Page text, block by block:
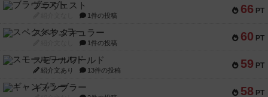
66 PT
ブラヴェスト
1件の投稿
60 PT
スペクタキュラー
1件の投稿
59 PT
スモールワールド
紹介文あり 13件の投稿
58 PT
ギャンブラー